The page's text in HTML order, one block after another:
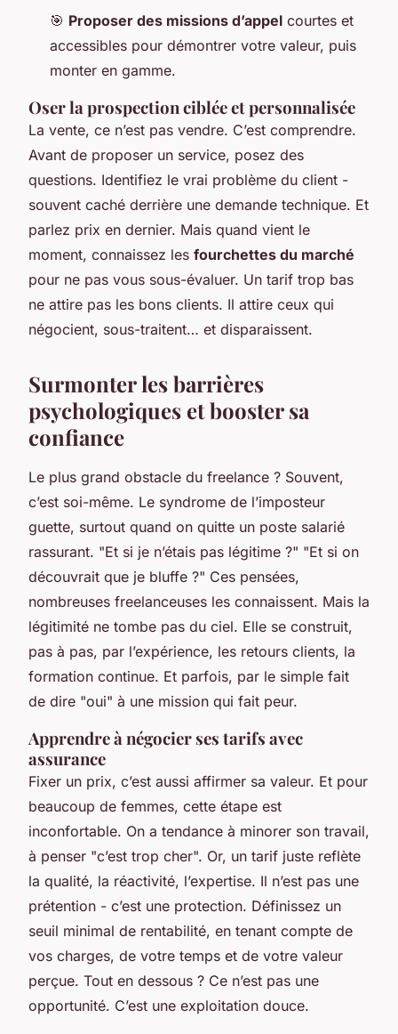
🎯 Proposer des missions d’appel courtes et
accessibles pour démontrer votre valeur, puis
monter en gamme.
Oser la prospection ciblée et personnalisée
La vente, ce n’est pas vendre. C’est comprendre.
Avant de proposer un service, posez des
questions. Identifiez le vrai problème du client -
souvent caché derrière une demande technique. Et
parlez prix en dernier. Mais quand vient le
moment, connaissez les fourchettes du marché
pour ne pas vous sous-évaluer. Un tarif trop bas
ne attire pas les bons clients. Il attire ceux qui
négocient, sous-traitent… et disparaissent.
Surmonter les barrières
psychologiques et booster sa
confiance
Le plus grand obstacle du freelance ? Souvent,
c’est soi-même. Le syndrome de l’imposteur
guette, surtout quand on quitte un poste salarié
rassurant. "Et si je n’étais pas légitime ?" "Et si on
découvrait que je bluffe ?" Ces pensées,
nombreuses freelanceuses les connaissent. Mais la
légitimité ne tombe pas du ciel. Elle se construit,
pas à pas, par l’expérience, les retours clients, la
formation continue. Et parfois, par le simple fait
de dire "oui" à une mission qui fait peur.
Apprendre à négocier ses tarifs avec
assurance
Fixer un prix, c’est aussi affirmer sa valeur. Et pour
beaucoup de femmes, cette étape est
inconfortable. On a tendance à minorer son travail,
à penser "c’est trop cher". Or, un tarif juste reflète
la qualité, la réactivité, l’expertise. Il n’est pas une
prétention - c’est une protection. Définissez un
seuil minimal de rentabilité, en tenant compte de
vos charges, de votre temps et de votre valeur
perçue. Tout en dessous ? Ce n’est pas une
opportunité. C’est une exploitation douce.